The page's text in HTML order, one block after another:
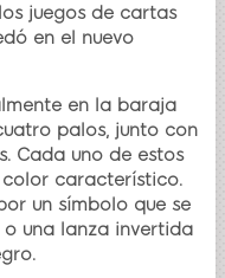
juegos de cartas
en el nuevo
en la baraja
palos, junto con
Cada uno de estos
característico.
un símbolo que se
una lanza invertida